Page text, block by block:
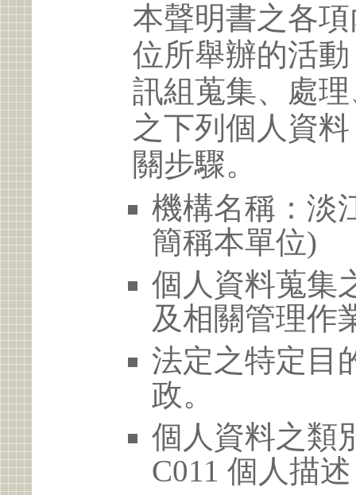
本聲明書之各
位所舉辦的活
訊組蒐集、處
之下列個人資
關步驟。
機構名稱：淡
簡稱本單位)
個人資料蒐集
及相關管理作
法定之特定目
政。
個人資料之類
C011 個人描述